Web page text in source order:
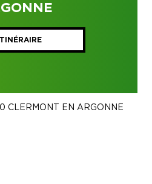
ITINÉRAIRE
CLERMONT EN ARGONNE